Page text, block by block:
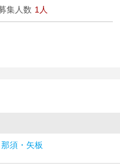
集人数 1人
那須・矢板